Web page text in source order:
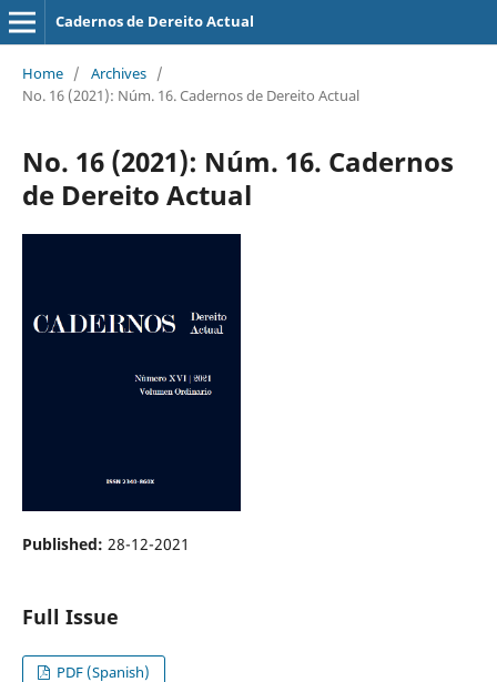
Cadernos de Dereito Actual
Home / Archives /
No. 16 (2021): Núm. 16. Cadernos de Dereito Actual
No. 16 (2021): Núm. 16. Cadernos
de Dereito Actual
Published: 28-12-2021
Full Issue
PDF (Spanish)